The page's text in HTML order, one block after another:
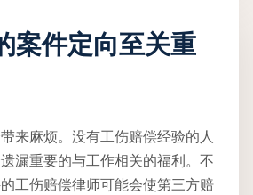
案件定向至关重
来麻烦。没有工伤赔偿经验的人
漏重要的与工作相关的福利。不
工伤赔偿律师可能会使第三方赔